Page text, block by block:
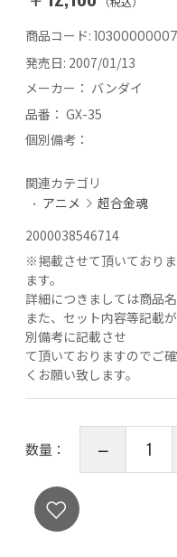
商品コード:
発売日: 2007/01/13
メーカー： バンダイ
品番： GX-35
個別備考：
関連カテゴリ
アニメ
超合金魂
2000038546714
※掲載させて頂いており
ます。
詳細につきましては商品
また、セット内容等記載
別備考に記載させ
て頂いておりますのでご
くお願い致します。
数量：